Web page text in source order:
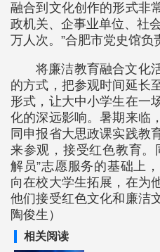
融合到文化创作的形式非
政机关、企事业单位、社
万人次。”合肥市党史馆负
将廉洁教育融合文化
的方式，把参观时间延长
形式，让大中小学生在一
化的深远影响。暑期来临
同申报省大思政课实践教
来参观，接受红色教育。
解员”志愿服务的基础上
向在校大学生拓展，在为
他们接受红色文化和廉洁
陶俊生）
相关阅读